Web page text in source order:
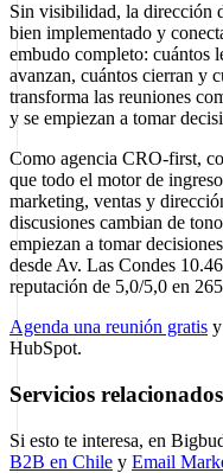
Sin visibilidad, la dirección
bien implementado y
embudo completo: cuántos
avanzan, cuántos cierran y
transforma las reuniones
y se empiezan a tomar
Como agencia CRO-first,
que todo el motor de
marketing, ventas y
discusiones cambian de
empiezan a tomar
desde Av. Las Condes
reputación de 5,0/5,0 en
Agenda una reunión gratis
HubSpot.
Servicios relacionados
Si esto te interesa, en
B2B en Chile y Email